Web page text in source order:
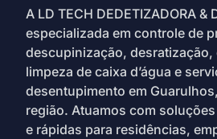
A LD TECH DEDETIZADORA &
especializada em controle de
descupinização, desratização,
limpeza de caixa d’água e
desentupimento em
região. Atuamos com
e rápidas para residências,